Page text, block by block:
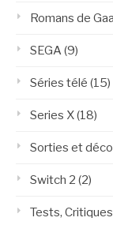
Romans de
SEGA(9)
Séries télé (15)
Series X(18)
Sorties et
Switch 2 (2)
Tests,